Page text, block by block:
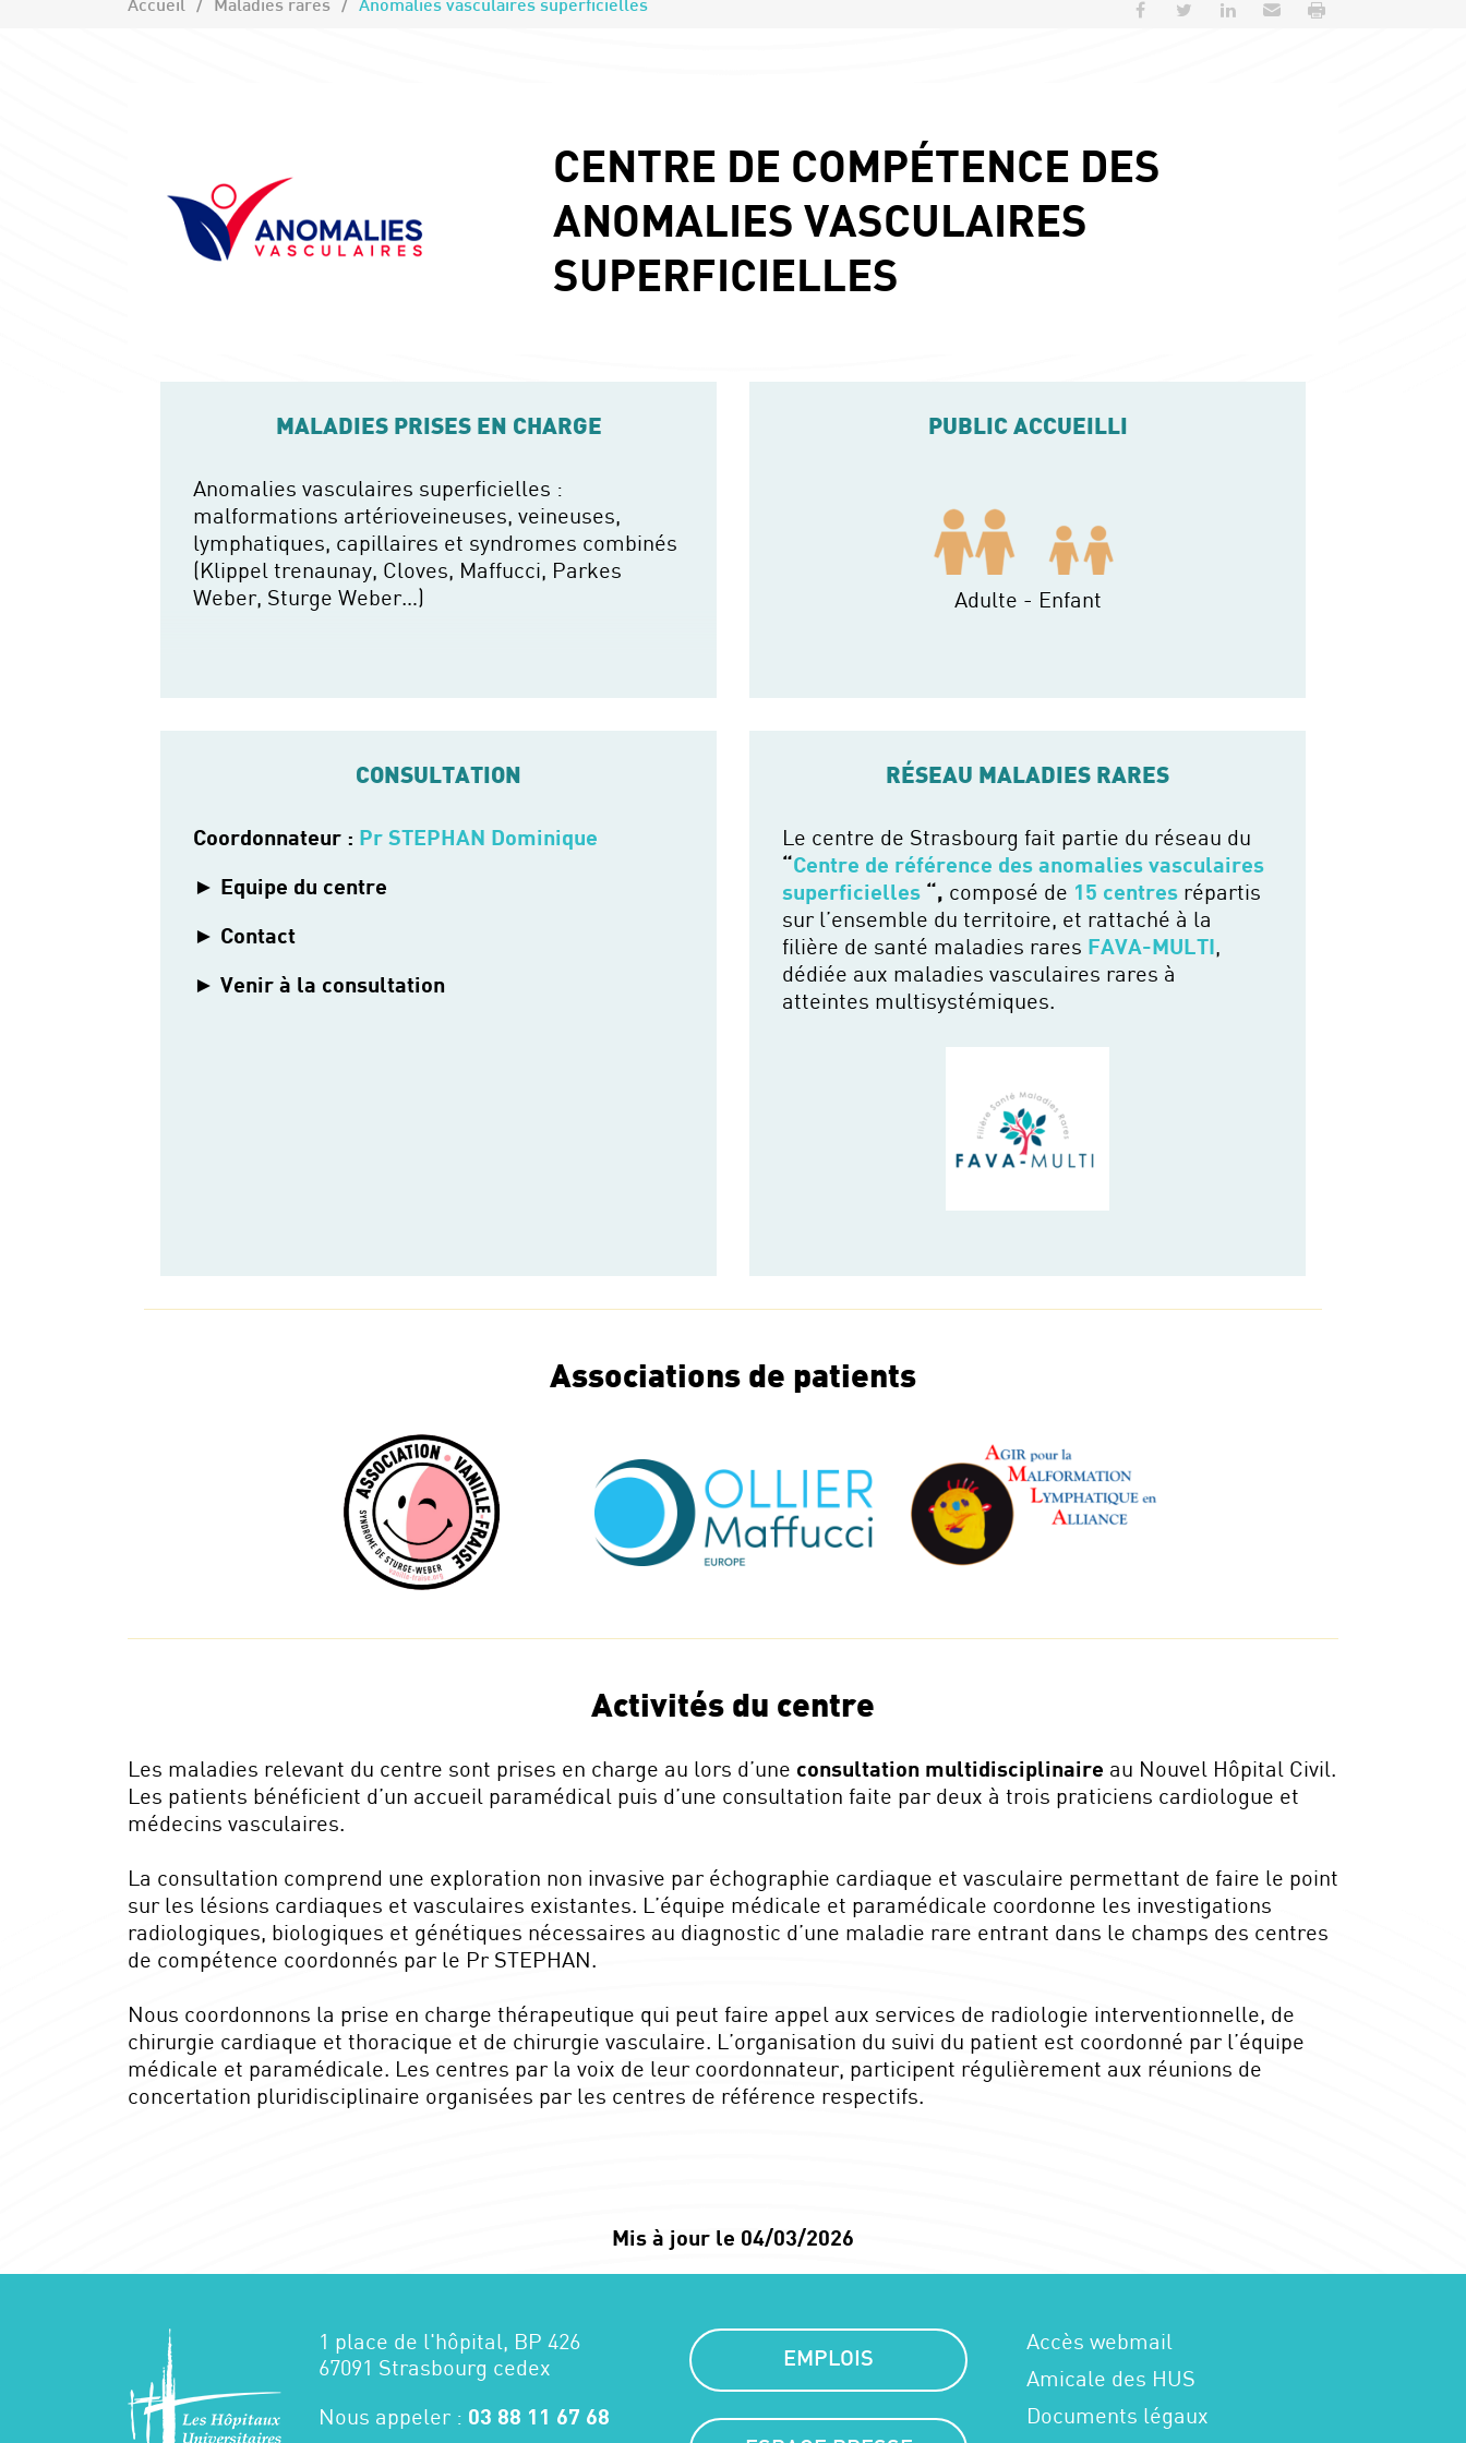
Accueil Maladies rares Anomalies vasculaires superficielles Partager sur Facebook
Partager sur Twitter
Partager sur LinkedIn
Envoyer par e-mail
CENTRE DE COMPÉTENCE DES
ANOMALIES VASCULAIRES
SUPERFICIELLES
MALADIES PRISES EN CHARGE
Anomalies vasculaires superficielles :
malformations artérioveineuses, veineuses,
lymphatiques, capillaires et syndromes combinés
(Klippel trenaunay, Cloves, Maffucci, Parkes
Weber, Sturge Weber…)
PUBLIC ACCUEILLI
Adulte - Enfant
CONSULTATION
Coordonnateur : Pr STEPHAN Dominique
Equipe du centre
Contact
Venir à la consultation
RÉSEAU MALADIES RARES
Le centre de Strasbourg fait partie du réseau du
“Centre de référence des anomalies vasculaires
superficielles “, composé de 15 centres répartis
sur l’ensemble du territoire, et rattaché à la
filière de santé maladies rares FAVA-MULTI,
dédiée aux maladies vasculaires rares à
atteintes multisystémiques.
Associations de patients
Activités du centre
Les maladies relevant du centre sont prises en charge au lors d’une consultation multidisciplinaire au Nouvel Hôpital Civil.
Les patients bénéficient d’un accueil paramédical puis d’une consultation faite par deux à trois praticiens cardiologue et
médecins vasculaires.
La consultation comprend une exploration non invasive par échographie cardiaque et vasculaire permettant de faire le point
sur les lésions cardiaques et vasculaires existantes. L’équipe médicale et paramédicale coordonne les investigations
radiologiques, biologiques et génétiques nécessaires au diagnostic d’une maladie rare entrant dans le champs des centres
de compétence coordonnés par le Pr STEPHAN.
Nous coordonnons la prise en charge thérapeutique qui peut faire appel aux services de radiologie interventionnelle, de
chirurgie cardiaque et thoracique et de chirurgie vasculaire. L’organisation du suivi du patient est coordonné par l’équipe
médicale et paramédicale. Les centres par la voix de leur coordonnateur, participent régulièrement aux réunions de
concertation pluridisciplinaire organisées par les centres de référence respectifs.
Mis à jour le 04/03/2026
1 place de l'hôpital, BP 426
67091 Strasbourg cedex
Nous appeler : 03 88 11 67 68
EMPLOIS
Accès webmail
Amicale des HUS
Documents légaux